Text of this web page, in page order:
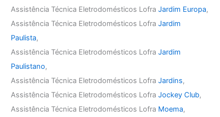
Assistência Técnica Eletrodomésticos LofraJardim Europa,
Assistência Técnica Eletrodomésticos LofraJardim
Paulista,
Assistência Técnica Eletrodomésticos LofraJardim
Paulistano,
Assistência Técnica Eletrodomésticos LofraJardins,
Assistência Técnica Eletrodomésticos LofraJockey Club,
Assistência Técnica Eletrodomésticos Lofra Moema,